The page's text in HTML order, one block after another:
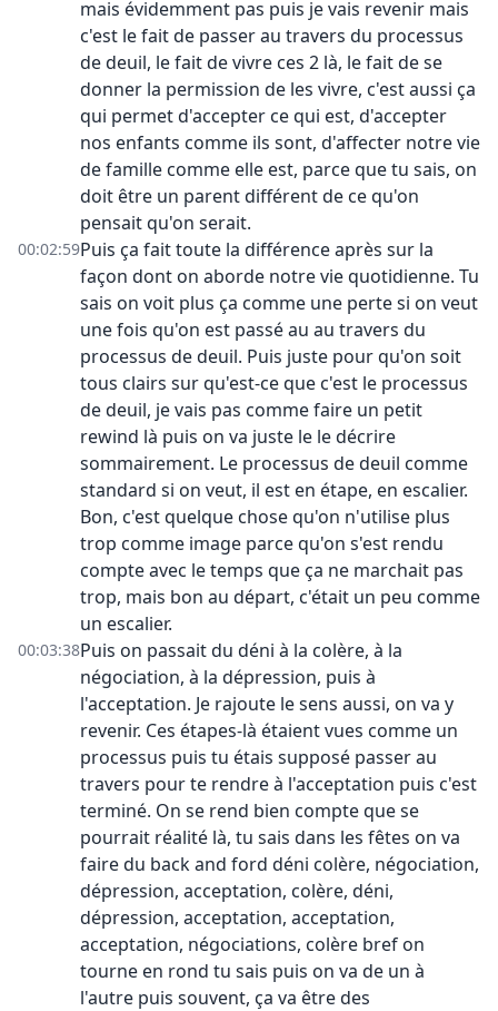
mais évidemment pas puis je vais revenir mais
c'est le fait de passer au travers du processus
de deuil, le fait de vivre ces 2 là, le fait de se
donner la permission de les vivre, c'est aussi ça
qui permet d'accepter ce qui est, d'accepter
nos enfants comme ils sont, d'affecter notre vie
de famille comme elle est, parce que tu sais, on
doit être un parent différent de ce qu'on
pensait qu'on serait.
00:02:59Puis ça fait toute la différence après sur la
façon dont on aborde notre vie quotidienne. Tu
sais on voit plus ça comme une perte si on veut
une fois qu'on est passé au au travers du
processus de deuil. Puis juste pour qu'on soit
tous clairs sur qu'est-ce que c'est le processus
de deuil, je vais pas comme faire un petit
rewind là puis on va juste le le décrire
sommairement. Le processus de deuil comme
standard si on veut, il est en étape, en escalier.
Bon, c'est quelque chose qu'on n'utilise plus
trop comme image parce qu'on s'est rendu
compte avec le temps que ça ne marchait pas
trop, mais bon au départ, c'était un peu comme
un escalier.
00:03:38Puis on passait du déni à la colère, à la
négociation, à la dépression, puis à
l'acceptation. Je rajoute le sens aussi, on va y
revenir. Ces étapes-là étaient vues comme un
processus puis tu étais supposé passer au
travers pour te rendre à l'acceptation puis c'est
terminé. On se rend bien compte que se
pourrait réalité là, tu sais dans les fêtes on va
faire du back and ford déni colère, négociation,
dépression, acceptation, colère, déni,
dépression, acceptation, acceptation,
acceptation, négociations, colère bref on
tourne en rond tu sais puis on va de un à
l'autre puis souvent, ça va être des